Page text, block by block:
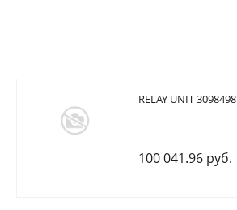
RELAY UNIT 3098498
100 041.96 руб.